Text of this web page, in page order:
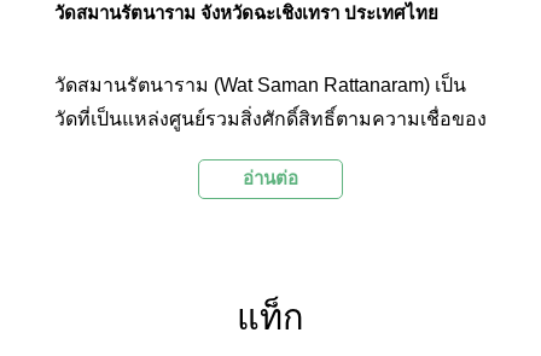
วัดสมานรัตนาราม จังหวัดฉะเชิงเทรา ประเทศไทย
วัดสมานรัตนาราม (Wat Saman Rattanaram) เป็น
วัดที่เป็นแหล่งศูนย์รวมสิ่งศักดิ์สิทธิ์ตามความเชื่อของ
ของจีน ภายในวัดโดดเด่นด้วยเทวรูปองค์พระพิฆเนศ
แวะสักการะตามความเชื่อเพื่อความเป็นสิริมงคล
อ่านต่อ
แท็ก